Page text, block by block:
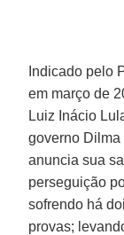
Indicado pelo
em março de
Luiz Inácio
governo
anuncia sua
perseguição
sofrendo há
provas;